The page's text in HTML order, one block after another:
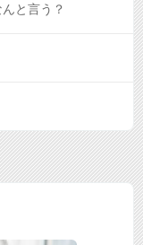
と言う？